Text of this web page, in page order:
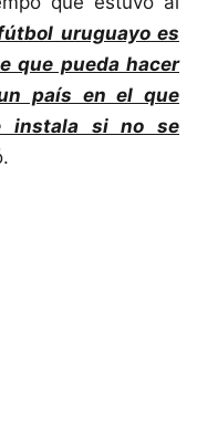
uruguayo es
que pueda hacer
país en el que
instala si no se